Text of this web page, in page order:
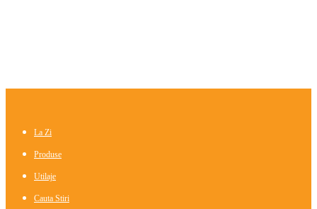
La Zi
Produse
Utilaje
Cauta Stiri